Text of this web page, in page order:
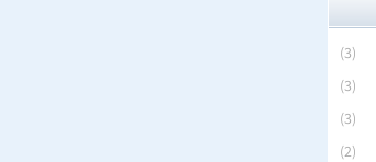
(
3
)
(
3
)
(
3
)
(
2
)